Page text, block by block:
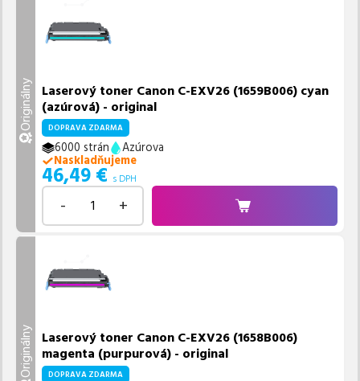
Originálny Laserový toner Canon C-EXV26 (1659B006) cyan
(azúrová) - original
DOPRAVA ZDARMA
6000 strán
Azúrova
Naskladňujeme
46,49 € s DPH
- +
Originálny Laserový toner Canon C-EXV26 (1658B006)
magenta (purpurová) - original
DOPRAVA ZDARMA